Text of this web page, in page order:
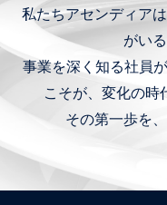
私たちアセンディア
がい
事業を深く知る社員
こそが、変化の時
その第一歩を